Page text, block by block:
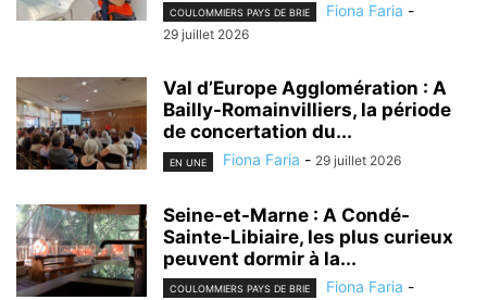
COULOMMIERS PAYS DE BRIE Fiona Faria -
29 juillet 2026
Val d’Europe Agglomération : A
Bailly-Romainvilliers, la période
de concertation du...
EN UNE Fiona Faria - 29 juillet 2026
Seine-et-Marne : A Condé-
Sainte-Libiaire, les plus curieux
peuvent dormir à la...
COULOMMIERS PAYS DE BRIE Fiona Faria -